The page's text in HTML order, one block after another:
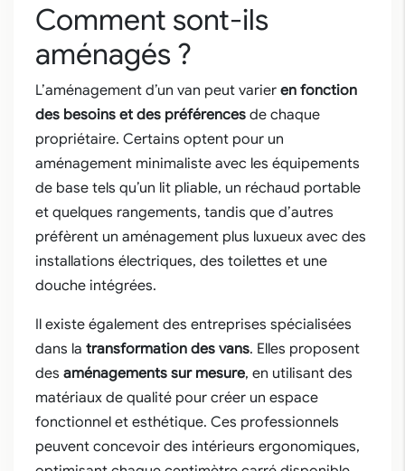
Comment sont-ils
aménagés ?
L’aménagement d’un van peut varier en fonction
des besoins et des préférences de chaque
propriétaire. Certains optent pour un
aménagement minimaliste avec les équipements
de base tels qu’un lit pliable, un réchaud portable
et quelques rangements, tandis que d’autres
préfèrent un aménagement plus luxueux avec des
installations électriques, des toilettes et une
douche intégrées.
Il existe également des entreprises spécialisées
dans la transformation des vans. Elles proposent
des aménagements sur mesure, en utilisant des
matériaux de qualité pour créer un espace
fonctionnel et esthétique. Ces professionnels
peuvent concevoir des intérieurs ergonomiques,